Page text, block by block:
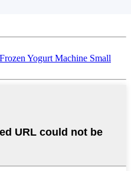
Yogurt Machine Small